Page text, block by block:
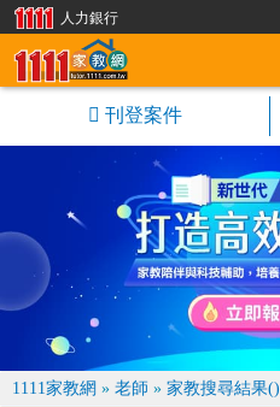
刊登案件
1111家教網 » 老師 » 家教搜尋結果()
人力銀行